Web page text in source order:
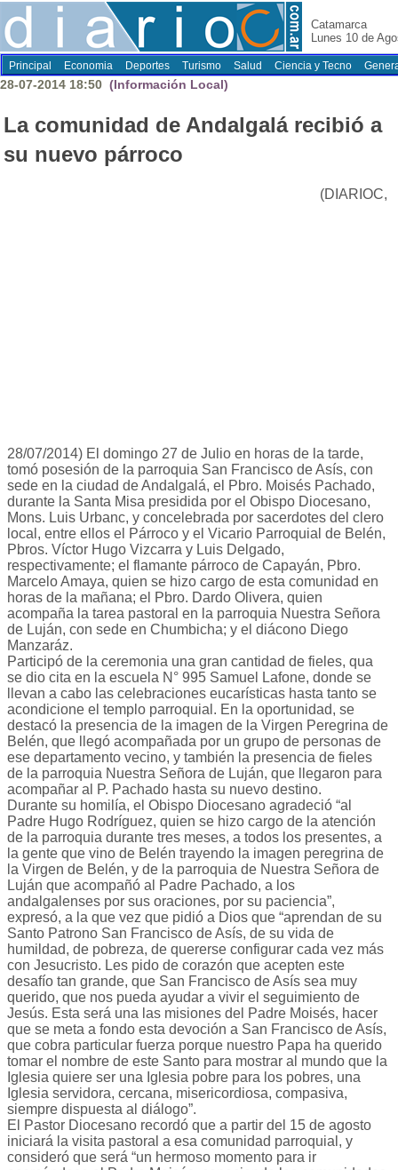
Catamarca
Lunes 10 de
Principal Economia Deportes Turismo Salud Ciencia y Tecno
28-07-2014 18:50 (Información Local)
La comunidad de Andalgalá recibió a
su nuevo párroco
(DIARIOC,
28/07/2014) El domingo 27 de Julio en horas de la tarde,
tomó posesión de la parroquia San Francisco de Asís, con
sede en la ciudad de Andalgalá, el Pbro. Moisés Pachado,
durante la Santa Misa presidida por el Obispo Diocesano,
Mons. Luis Urbanc, y concelebrada por sacerdotes del clero
local, entre ellos el Párroco y el Vicario Parroquial de Belén,
Pbros. Víctor Hugo Vizcarra y Luis Delgado,
respectivamente; el flamante párroco de Capayán, Pbro.
Marcelo Amaya, quien se hizo cargo de esta comunidad en
horas de la mañana; el Pbro. Dardo Olivera, quien
acompaña la tarea pastoral en la parroquia Nuestra Señora
de Luján, con sede en Chumbicha; y el diácono Diego
Manzaráz.
Participó de la ceremonia una gran cantidad de fieles, qua
se dio cita en la escuela N° 995 Samuel Lafone, donde se
llevan a cabo las celebraciones eucarísticas hasta tanto se
acondicione el templo parroquial. En la oportunidad, se
destacó la presencia de la imagen de la Virgen Peregrina de
Belén, que llegó acompañada por un grupo de personas de
ese departamento vecino, y también la presencia de fieles
de la parroquia Nuestra Señora de Luján, que llegaron para
acompañar al P. Pachado hasta su nuevo destino.
Durante su homilía, el Obispo Diocesano agradeció “al
Padre Hugo Rodríguez, quien se hizo cargo de la atención
de la parroquia durante tres meses, a todos los presentes, a
la gente que vino de Belén trayendo la imagen peregrina de
la Virgen de Belén, y de la parroquia de Nuestra Señora de
Luján que acompañó al Padre Pachado, a los
andalgalenses por sus oraciones, por su paciencia”,
expresó, a la que vez que pidió a Dios que “aprendan de su
Santo Patrono San Francisco de Asís, de su vida de
humildad, de pobreza, de quererse configurar cada vez más
con Jesucristo. Les pido de corazón que acepten este
desafío tan grande, que San Francisco de Asís sea muy
querido, que nos pueda ayudar a vivir el seguimiento de
Jesús. Esta será una las misiones del Padre Moisés, hacer
que se meta a fondo esta devoción a San Francisco de Asís,
que cobra particular fuerza porque nuestro Papa ha querido
tomar el nombre de este Santo para mostrar al mundo que la
Iglesia quiere ser una Iglesia pobre para los pobres, una
Iglesia servidora, cercana, misericordiosa, compasiva,
siempre dispuesta al diálogo”.
El Pastor Diocesano recordó que a partir del 15 de agosto
iniciará la visita pastoral a esa comunidad parroquial, y
consideró que será “un hermoso momento para ir